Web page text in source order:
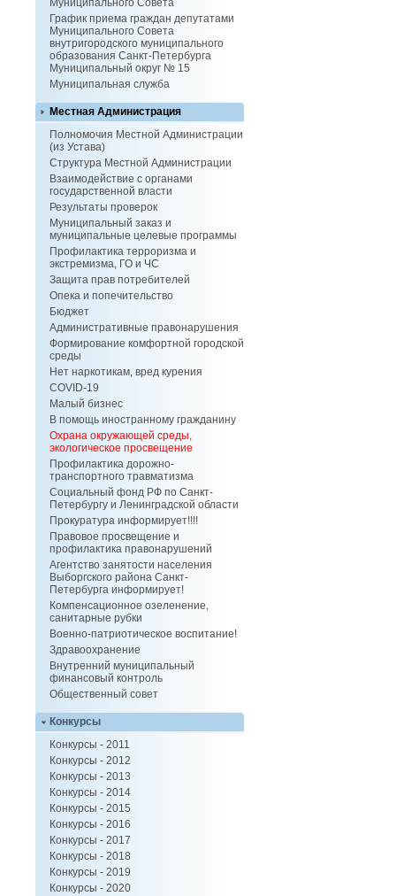
Муниципального Совета
График приема граждан депутатами
Муниципального Совета
внутригородского муниципального
образования Санкт-Петербурга
Муниципальный округ № 15
Муниципальная служба
Местная Администрация
Полномочия Местной Администрации
(из Устава)
Структура Местной Администрации
Взаимодействие с органами
государственной власти
Результаты проверок
Муниципальный заказ и
муниципальные целевые программы
Профилактика терроризма и
экстремизма, ГО и ЧС
Защита прав потребителей
Опека и попечительство
Бюджет
Административные правонарушения
Формирование комфортной городской
среды
Нет наркотикам, вред курения
COVID-19
Малый бизнес
В помощь иностранному гражданину
Охрана окружающей среды,
экологическое просвещение
Профилактика дорожно-
транспортного травматизма
Социальный фонд РФ по Санкт-
Петербургу и Ленинградской области
Прокуратура информирует!!!!
Правовое просвещение и
профилактика правонарушений
Агентство занятости населения
Выборгского района Санкт-
Петербурга информирует!
Компенсационное озеленение,
санитарные рубки
Военно-патриотическое воспитание!
Здравоохранение
Внутренний муниципальный
финансовый контроль
Общественный совет
Конкурсы
Конкурсы - 2011
Конкурсы - 2012
Конкурсы - 2013
Конкурсы - 2014
Конкурсы - 2015
Конкурсы - 2016
Конкурсы - 2017
Конкурсы - 2018
Конкурсы - 2019
Конкурсы - 2020